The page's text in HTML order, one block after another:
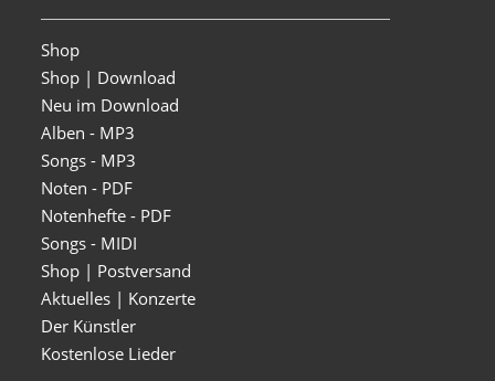
Shop
Shop | Download
Neu im Download
Alben - MP3
Songs - MP3
Noten - PDF
Notenhefte - PDF
Songs - MIDI
Shop | Postversand
Aktuelles | Konzerte
Der Künstler
Kostenlose Lieder